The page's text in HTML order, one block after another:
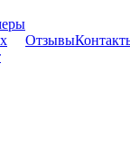
Отзывы